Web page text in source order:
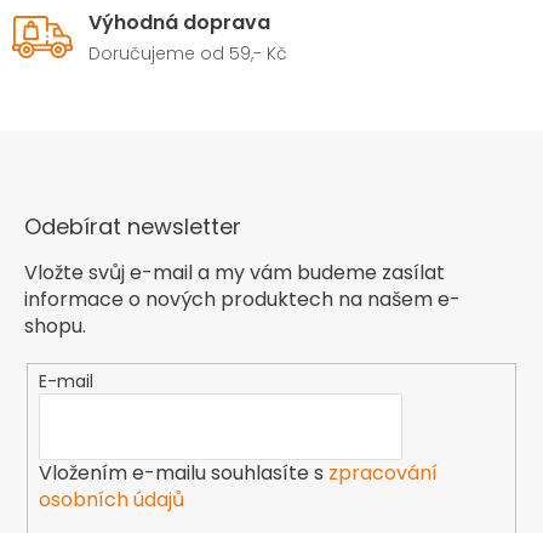
Výhodná doprava
Doručujeme od 59,- Kč
Odebírat newsletter
Vložte svůj e-mail a my vám budeme zasílat
informace o nových produktech na našem e-
shopu.
E-mail
Vložením e-mailu souhlasíte s zpracování
osobních údajů